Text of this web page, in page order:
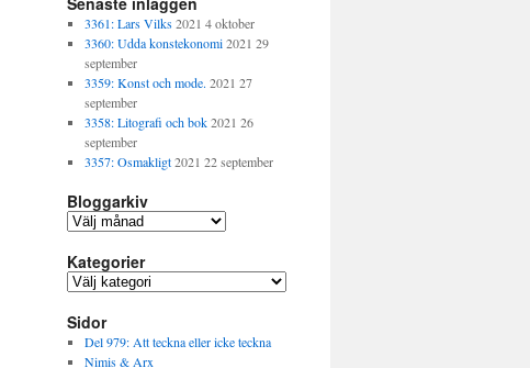
3361: Lars Vilks 2021 4 oktober
3360: Udda konstekonomi 2021 29
september
3359: Konst och mode. 2021 27
september
3358: Litografi och bok 2021 26
september
3357: Osmakligt 2021 22 september
Bloggarkiv
B
o
g
a
r
k
Kategorier
K
t
e
g
Sidor
Del 979: Att teckna eller icke teckna
Nimis & Arx